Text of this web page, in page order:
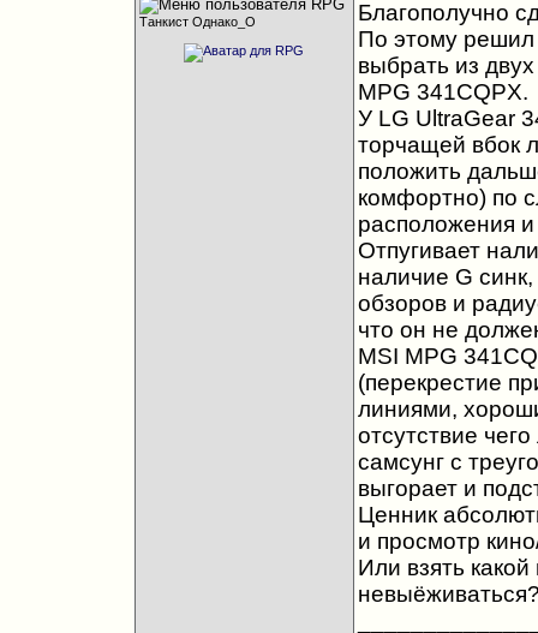
Танкист Однако_О
Благополучно
По этому решил
выбрать из
MPG 341CQPX.
У LG UltraGear
торчащей вбок
положить
комфортно) по
расположения
Отпугивает
наличие G
обзоров и
что он не
MSI MPG
(перекрестие
линиями,
отсутствие
самсунг с
выгорает и
Ценник
и просмотр
Или взять